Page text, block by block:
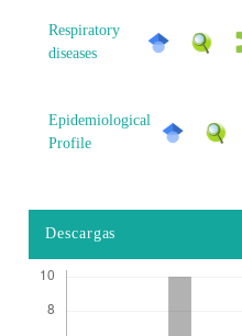
Respiratory
diseases
Epidemiological
Profile
Descargas